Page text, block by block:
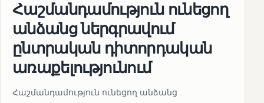
Հաշմանդամություն ունեցող
անձանց ներգրավում
ընտրական դիտորդական
առաքելությունում
Հաշմանդամություն ունեցող անձանց